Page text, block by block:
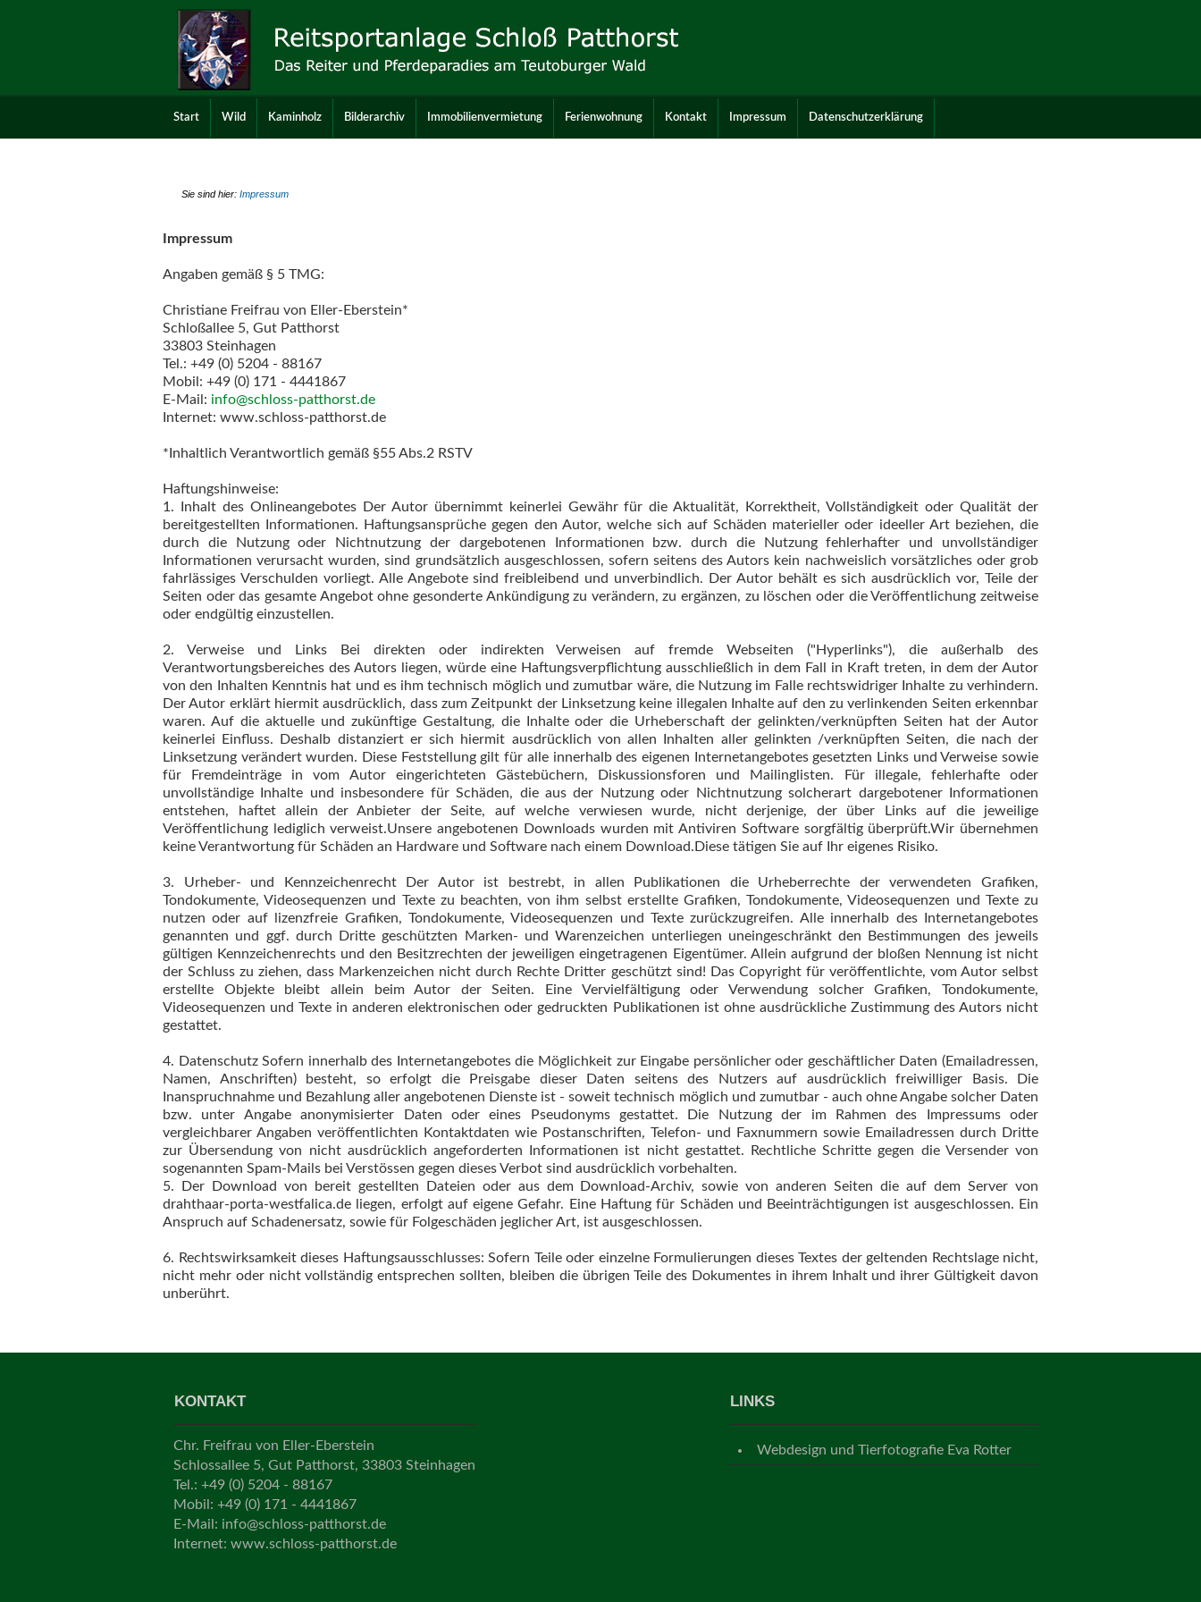
Start Wild Kaminholz Bilderarchiv Immobilienvermietung Ferienwohnung Kontakt Impressum Datenschutzerklärung
Sie sind hier: Impressum
Impressum
Angaben gemäß § 5 TMG:
Christiane Freifrau von Eller-Eberstein*
Schloßallee 5, Gut Patthorst
33803 Steinhagen
Tel.: +49 (0) 5204 - 88167
Mobil: +49 (0) 171 - 4441867
E-Mail: info@schloss-patthorst.de
Internet: www.schloss-patthorst.de
*Inhaltlich Verantwortlich gemäß §55 Abs.2 RSTV
Haftungshinweise:
1. Inhalt des Onlineangebotes Der Autor übernimmt keinerlei Gewähr für die Aktualität, Korrektheit, Vollständigkeit oder Qualität der
bereitgestellten Informationen. Haftungsansprüche gegen den Autor, welche sich auf Schäden materieller oder ideeller Art beziehen, die
durch die Nutzung oder Nichtnutzung der dargebotenen Informationen bzw. durch die Nutzung fehlerhafter und unvollständiger
Informationen verursacht wurden, sind grundsätzlich ausgeschlossen, sofern seitens des Autors kein nachweislich vorsätzliches oder grob
fahrlässiges Verschulden vorliegt. Alle Angebote sind freibleibend und unverbindlich. Der Autor behält es sich ausdrücklich vor, Teile der
Seiten oder das gesamte Angebot ohne gesonderte Ankündigung zu verändern, zu ergänzen, zu löschen oder die Veröffentlichung zeitweise
oder endgültig einzustellen.
2. Verweise und Links Bei direkten oder indirekten Verweisen auf fremde Webseiten ("Hyperlinks"), die außerhalb des
Verantwortungsbereiches des Autors liegen, würde eine Haftungsverpflichtung ausschließlich in dem Fall in Kraft treten, in dem der Autor
von den Inhalten Kenntnis hat und es ihm technisch möglich und zumutbar wäre, die Nutzung im Falle rechtswidriger Inhalte zu verhindern.
Der Autor erklärt hiermit ausdrücklich, dass zum Zeitpunkt der Linksetzung keine illegalen Inhalte auf den zu verlinkenden Seiten erkennbar
waren. Auf die aktuelle und zukünftige Gestaltung, die Inhalte oder die Urheberschaft der gelinkten/verknüpften Seiten hat der Autor
keinerlei Einfluss. Deshalb distanziert er sich hiermit ausdrücklich von allen Inhalten aller gelinkten /verknüpften Seiten, die nach der
Linksetzung verändert wurden. Diese Feststellung gilt für alle innerhalb des eigenen Internetangebotes gesetzten Links und Verweise sowie
für Fremdeinträge in vom Autor eingerichteten Gästebüchern, Diskussionsforen und Mailinglisten. Für illegale, fehlerhafte oder
unvollständige Inhalte und insbesondere für Schäden, die aus der Nutzung oder Nichtnutzung solcherart dargebotener Informationen
entstehen, haftet allein der Anbieter der Seite, auf welche verwiesen wurde, nicht derjenige, der über Links auf die jeweilige
Veröffentlichung lediglich verweist.Unsere angebotenen Downloads wurden mit Antiviren Software sorgfältig überprüft.Wir übernehmen
keine Verantwortung für Schäden an Hardware und Software nach einem Download.Diese tätigen Sie auf Ihr eigenes Risiko.
3. Urheber- und Kennzeichenrecht Der Autor ist bestrebt, in allen Publikationen die Urheberrechte der verwendeten Grafiken,
Tondokumente, Videosequenzen und Texte zu beachten, von ihm selbst erstellte Grafiken, Tondokumente, Videosequenzen und Texte zu
nutzen oder auf lizenzfreie Grafiken, Tondokumente, Videosequenzen und Texte zurückzugreifen. Alle innerhalb des Internetangebotes
genannten und ggf. durch Dritte geschützten Marken- und Warenzeichen unterliegen uneingeschränkt den Bestimmungen des jeweils
gültigen Kennzeichenrechts und den Besitzrechten der jeweiligen eingetragenen Eigentümer. Allein aufgrund der bloßen Nennung ist nicht
der Schluss zu ziehen, dass Markenzeichen nicht durch Rechte Dritter geschützt sind! Das Copyright für veröffentlichte, vom Autor selbst
erstellte Objekte bleibt allein beim Autor der Seiten. Eine Vervielfältigung oder Verwendung solcher Grafiken, Tondokumente,
Videosequenzen und Texte in anderen elektronischen oder gedruckten Publikationen ist ohne ausdrückliche Zustimmung des Autors nicht
gestattet.
4. Datenschutz Sofern innerhalb des Internetangebotes die Möglichkeit zur Eingabe persönlicher oder geschäftlicher Daten (Emailadressen,
Namen, Anschriften) besteht, so erfolgt die Preisgabe dieser Daten seitens des Nutzers auf ausdrücklich freiwilliger Basis. Die
Inanspruchnahme und Bezahlung aller angebotenen Dienste ist - soweit technisch möglich und zumutbar - auch ohne Angabe solcher Daten
bzw. unter Angabe anonymisierter Daten oder eines Pseudonyms gestattet. Die Nutzung der im Rahmen des Impressums oder
vergleichbarer Angaben veröffentlichten Kontaktdaten wie Postanschriften, Telefon- und Faxnummern sowie Emailadressen durch Dritte
zur Übersendung von nicht ausdrücklich angeforderten Informationen ist nicht gestattet. Rechtliche Schritte gegen die Versender von
sogenannten Spam-Mails bei Verstössen gegen dieses Verbot sind ausdrücklich vorbehalten.
5. Der Download von bereit gestellten Dateien oder aus dem Download-Archiv, sowie von anderen Seiten die auf dem Server von
drahthaar-porta-westfalica.de liegen, erfolgt auf eigene Gefahr. Eine Haftung für Schäden und Beeinträchtigungen ist ausgeschlossen. Ein
Anspruch auf Schadenersatz, sowie für Folgeschäden jeglicher Art, ist ausgeschlossen.
6. Rechtswirksamkeit dieses Haftungsausschlusses: Sofern Teile oder einzelne Formulierungen dieses Textes der geltenden Rechtslage nicht,
nicht mehr oder nicht vollständig entsprechen sollten, bleiben die übrigen Teile des Dokumentes in ihrem Inhalt und ihrer Gültigkeit davon
unberührt.
KONTAKT
Chr. Freifrau von Eller-Eberstein
Schlossallee 5, Gut Patthorst, 33803 Steinhagen
Tel.: +49 (0) 5204 - 88167
Mobil: +49 (0) 171 - 4441867
E-Mail: info@schloss-patthorst.de
Internet: www.schloss-patthorst.de
LINKS
Webdesign und Tierfotografie Eva Rotter